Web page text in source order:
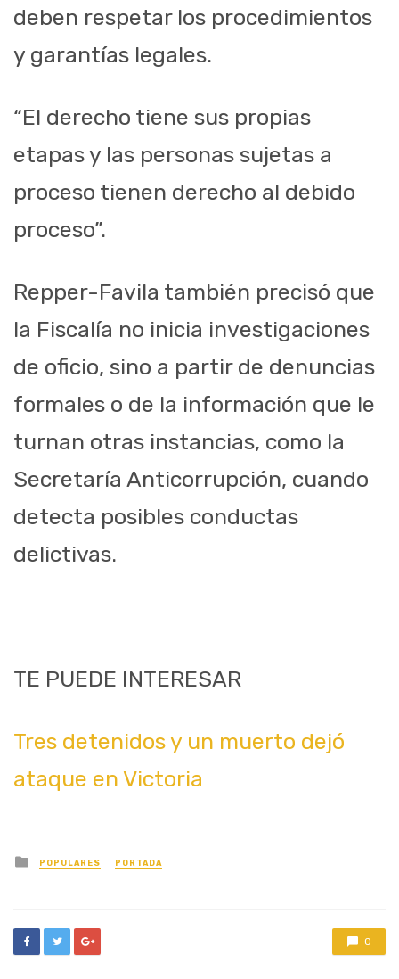
deben respetar los procedimientos
y garantías legales.
“El derecho tiene sus propias
etapas y las personas sujetas a
proceso tienen derecho al debido
proceso”.
Repper-Favila también precisó que
la Fiscalía no inicia investigaciones
de oficio, sino a partir de denuncias
formales o de la información que le
turnan otras instancias, como la
Secretaría Anticorrupción, cuando
detecta posibles conductas
delictivas.
TE PUEDE INTERESAR
Tres detenidos y un muerto dejó
ataque en Victoria
Posted
in
POPULARES PORTADA
0